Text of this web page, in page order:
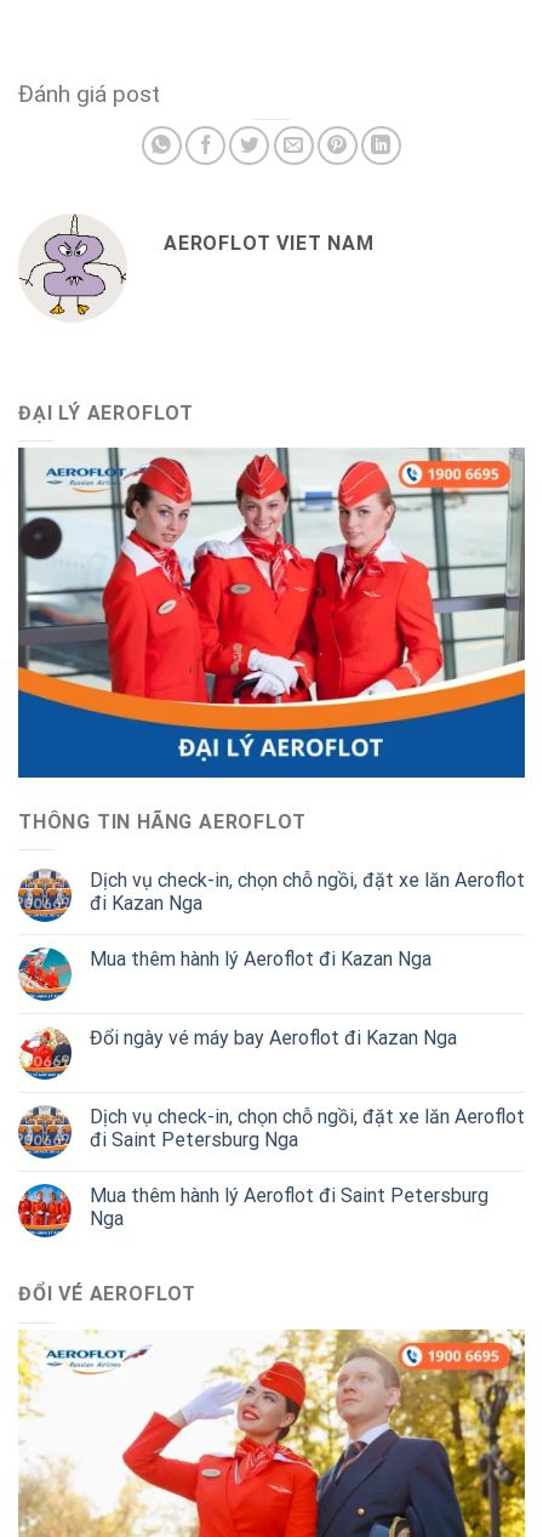
Đánh giá post
AEROFLOT VIET NAM
ĐẠI LÝ AEROFLOT
THÔNG TIN HÃNG AEROFLOT
Dịch vụ check-in, chọn chỗ ngồi, đặt xe lăn Aeroflot
đi Kazan Nga
Mua thêm hành lý Aeroflot đi Kazan Nga
Đổi ngày vé máy bay Aeroflot đi Kazan Nga
Dịch vụ check-in, chọn chỗ ngồi, đặt xe lăn Aeroflot
đi Saint Petersburg Nga
Mua thêm hành lý Aeroflot đi Saint Petersburg
Nga
ĐỔI VÉ AEROFLOT